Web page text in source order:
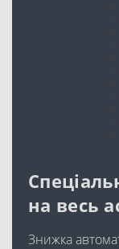
на весь
Знижка